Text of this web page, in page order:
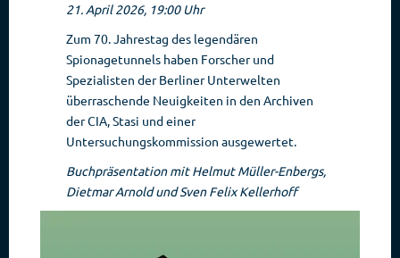
21. April 2026, 19:00 Uhr
Zum 70. Jahrestag des legendären
Spionagetunnels haben Forscher und
Spezialisten der Berliner Unterwelten
überraschende Neuigkeiten in den Archiven
der CIA, Stasi und einer
Untersuchungskommission ausgewertet.
Buchpräsentation mit Helmut Müller-Enbergs,
Dietmar Arnold und Sven Felix Kellerhoff